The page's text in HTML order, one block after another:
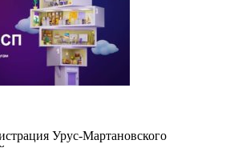
Урус-Мартановского